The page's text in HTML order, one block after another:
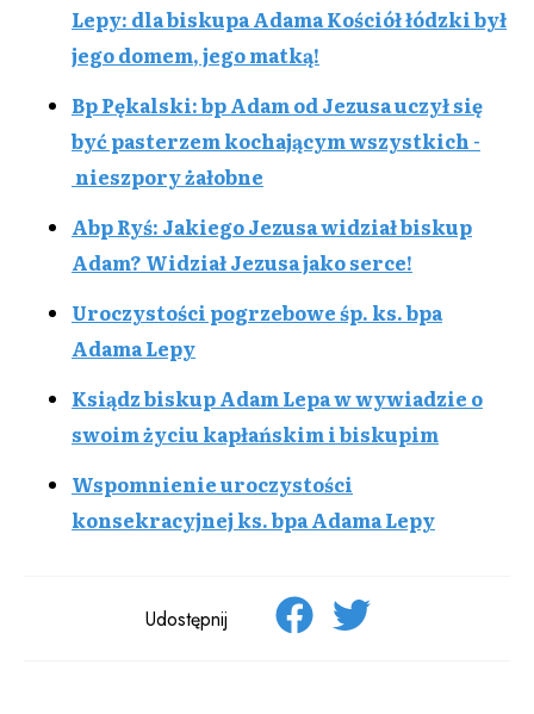
Lepy: dla biskupa Adama Kościół łódzki był
jego domem, jego matką!
Bp Pękalski: bp Adam od Jezusa uczył się
być pasterzem kochającym wszystkich -
nieszpory żałobne
Abp Ryś: Jakiego Jezusa widział biskup
Adam? Widział Jezusa jako serce!
Uroczystości pogrzebowe śp. ks. bpa
Adama Lepy
Ksiądz biskup Adam Lepa w wywiadzie o
swoim życiu kapłańskim i biskupim
Wspomnienie uroczystości
konsekracyjnej ks. bpa Adama Lepy
Udostępnij